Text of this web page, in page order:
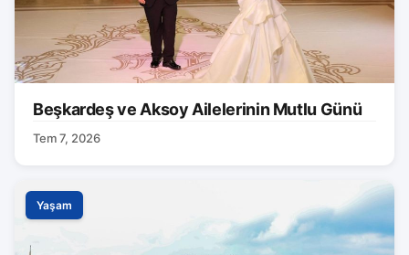
Beşkardeş ve Aksoy Ailelerinin Mutlu Günü
Tem 7, 2026
Yaşam